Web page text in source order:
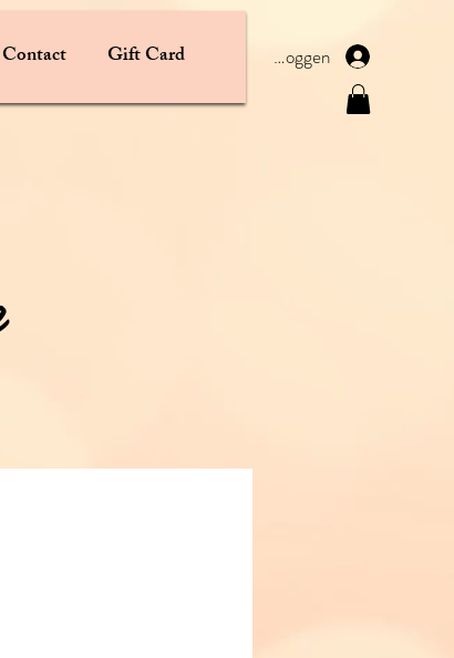
Contact Gift Card Inloggen